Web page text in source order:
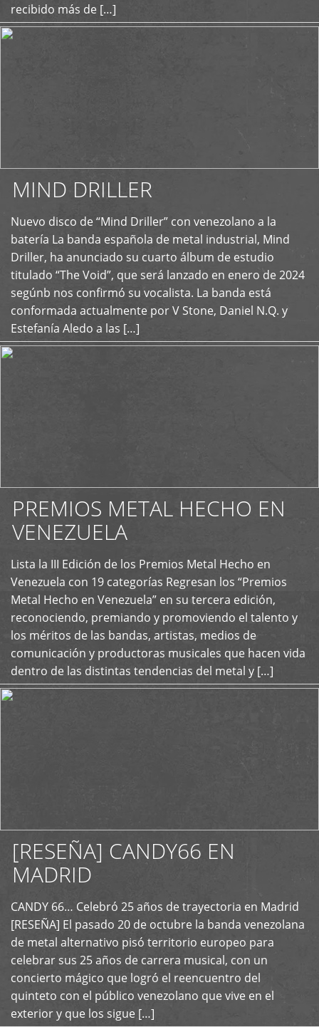
recibido más de […]
MIND DRILLER
Nuevo disco de “Mind Driller” con venezolano a la
batería La banda española de metal industrial, Mind
Driller, ha anunciado su cuarto álbum de estudio
titulado “The Void”, que será lanzado en enero de 2024
segúnb nos confirmó su vocalista. La banda está
conformada actualmente por V Stone, Daniel N.Q. y
Estefanía Aledo a las […]
+
PREMIOS METAL HECHO EN
VENEZUELA
Lista la III Edición de los Premios Metal Hecho en
Venezuela con 19 categorías Regresan los “Premios
Metal Hecho en Venezuela” en su tercera edición,
reconociendo, premiando y promoviendo el talento y
los méritos de las bandas, artistas, medios de
comunicación y productoras musicales que hacen vida
dentro de las distintas tendencias del metal y […]
+
[RESEÑA] CANDY66 EN
MADRID
CANDY 66… Celebró 25 años de trayectoria en Madrid
[RESEÑA] El pasado 20 de octubre la banda venezolana
de metal alternativo pisó territorio europeo para
celebrar sus 25 años de carrera musical, con un
concierto mágico que logró el reencuentro del
quinteto con el público venezolano que vive en el
exterior y que los sigue […]
+